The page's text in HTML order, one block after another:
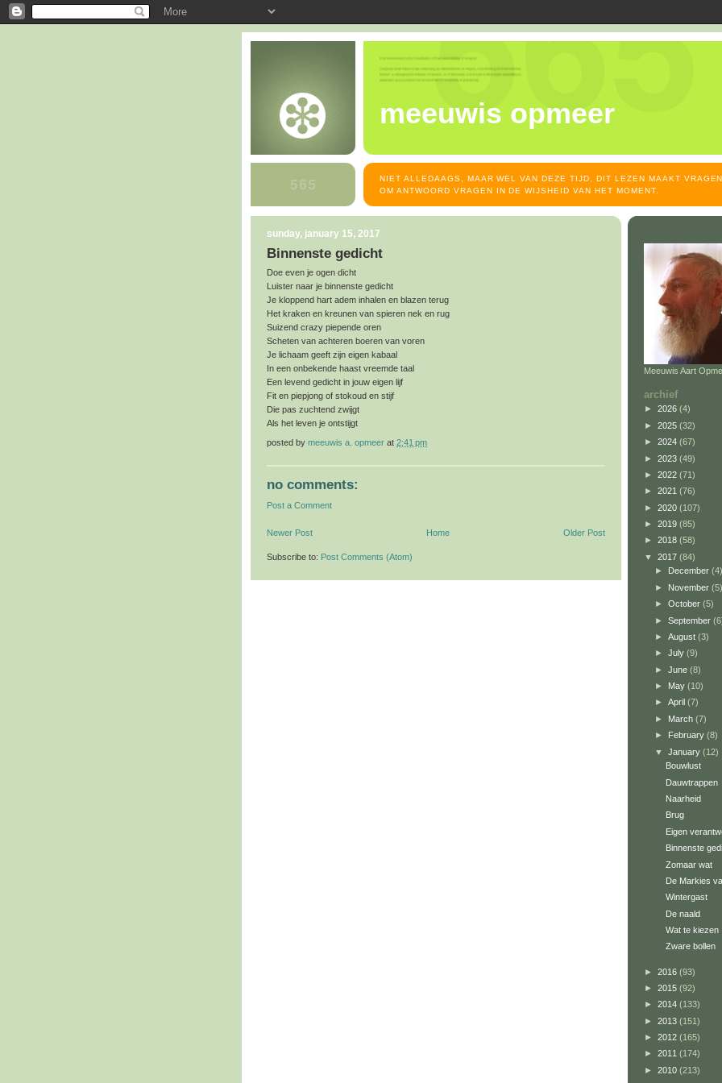
meeuwis opmeer
NIET ALLEDAAGS, MAAR WEL VAN DEZE TIJD, DIT LEZEN MAAKT
OM ANTWOORD VRAGEN IN DE WIJSHEID VAN HET MOMENT.
sunday, january 15, 2017
Binnenste gedicht
Doe even je ogen dicht
Luister naar je binnenste gedicht
Je kloppend hart adem inhalen en blazen terug
Het kraken en kreunen van spieren nek en rug
Suizend crazy piepende oren
Scheten van achteren boeren van voren
Je lichaam geeft zijn eigen kabaal
In een onbekende haast vreemde taal
Een levend gedicht in jouw eigen lijf
Fit en piepjong of stokoud en stijf
Die pas zuchtend zwijgt
Als het leven je ontstijgt
posted by meeuwis a. opmeer at 2:41 pm
no comments:
Post a Comment
Newer Post Older Post
Home
Subscribe to: Post Comments (Atom)
Meeuwis Aart
archief
► 2026 (4)
► 2025 (32)
► 2024 (67)
► 2023 (49)
► 2022 (71)
► 2021 (76)
► 2020 (107)
► 2019 (85)
► 2018 (58)
▼ 2017 (84)
►
December (4)
► November (5)
► October (5)
► September
► August (3)
► July (9)
► June (8)
► May (10)
► April (7)
► March (7)
► February (8)
▼ January (12)
Bouwlust
Dauwtrappen
Naarheid
Brug
Eigen
Binnenste
Zomaar wat
De Markies
Wintergast
De naald
Wat te kiezen
Zware bollen
► 2016 (93)
► 2015 (92)
► 2014 (133)
► 2013 (151)
► 2012 (165)
► 2011 (174)
► 2010 (213)